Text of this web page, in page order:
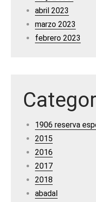
abril 2023
marzo 2023
febrero 2023
1906 reserva
2015
2016
2017
2018
abadal